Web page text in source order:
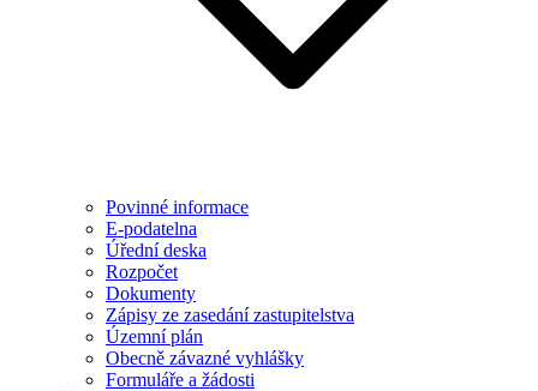
Povinné informace
E-podatelna
Úřední deska
Rozpočet
Dokumenty
Zápisy ze zasedání zastupitelstva
Územní plán
Obecně závazné vyhlášky
Formuláře a žádosti